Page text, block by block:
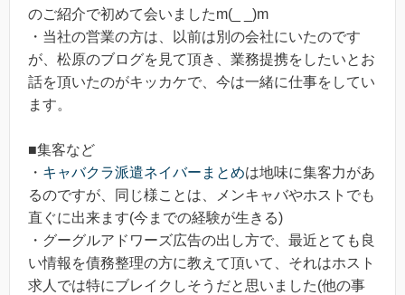
のご紹介で初めて会いましたm(_ _)m
・当社の営業の方は、以前は別の会社にいたのです
が、松原のブログを見て頂き、業務提携をしたいとお
話を頂いたのがキッカケで、今は一緒に仕事をしてい
ます。
■集客など
・ キャバクラ派遣ネイバーまとめは地味に集客力があ
るのですが、同じ様ことは、メンキャバやホストでも
直ぐに出来ます(今までの経験が生きる)
・グーグルアドワーズ広告の出し方で、最近とても良
い情報を債務整理の方に教えて頂いて、それはホスト
求人では特にブレイクしそうだと思いました(他の事